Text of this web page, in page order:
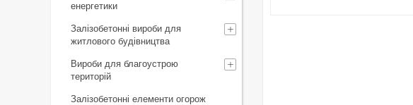
енергетики
Залізобетонні вироби для
житлового будівництва
Вироби для благоустрою
територій
Залізобетонні елементи огорож